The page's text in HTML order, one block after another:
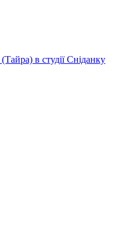
в студії Сніданку